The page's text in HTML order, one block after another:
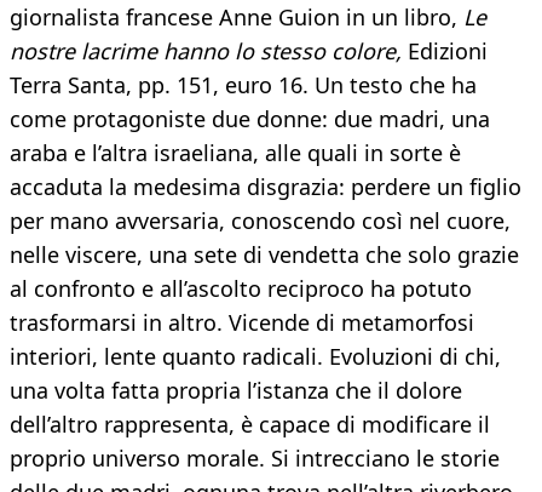
giornalista francese Anne Guion in un libro, Le
nostre lacrime hanno lo stesso colore, Edizioni
Terra Santa, pp. 151, euro 16. Un testo che ha
come protagoniste due donne: due madri, una
araba e l’altra israeliana, alle quali in sorte è
accaduta la medesima disgrazia: perdere un figlio
per mano avversaria, conoscendo così nel cuore,
nelle viscere, una sete di vendetta che solo grazie
al confronto e all’ascolto reciproco ha potuto
trasformarsi in altro. Vicende di metamorfosi
interiori, lente quanto radicali. Evoluzioni di chi,
una volta fatta propria l’istanza che il dolore
dell’altro rappresenta, è capace di modificare il
proprio universo morale. Si intrecciano le storie